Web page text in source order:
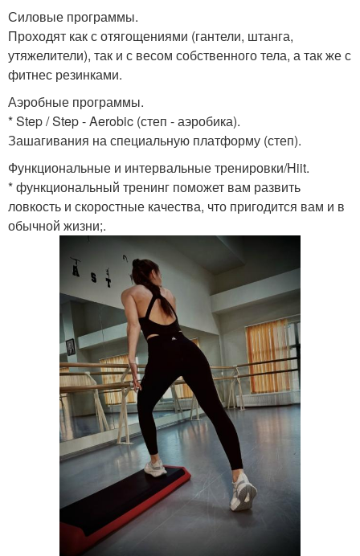
Силовые программы.
Проходят как с отягощениями (гантели, штанга,
утяжелители), так и с весом собственного тела, а так же с
фитнес резинками.
Аэробные программы.
* Step / Step - Aerobic (степ - аэробика).
Зашагивания на специальную платформу (степ).
Функциональные и интервальные тренировки/Hiit.
* функциональный тренинг поможет вам развить
ловкость и скоростные качества, что пригодится вам и в
обычной жизни;.